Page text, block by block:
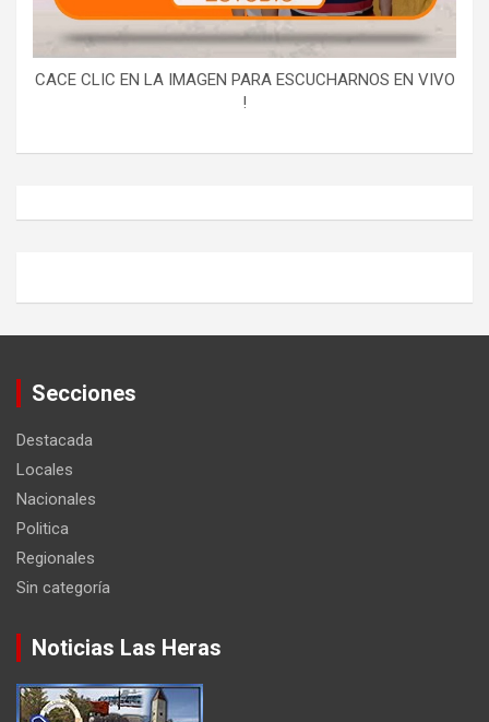
CACE CLIC EN LA IMAGEN PARA ESCUCHARNOS EN VIVO
!
Secciones
Destacada
Locales
Nacionales
Politica
Regionales
Sin categoría
Noticias Las Heras